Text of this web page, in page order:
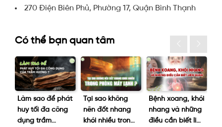
270 Điện Biên Phủ, Phường 17, Quận Bình Thạnh
Có thể bạn quan tâm
Làm sao để phát
huy tối đa công
dụng trầm
Tại sao không
nên đốt nhang
khói nhiều trong
Bệnh xoang, khói
nhang và những
điều cần biết liên